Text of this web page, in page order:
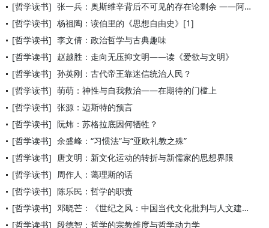
[哲学读书] 张一兵：奥斯维辛背后不可见的存在论剩余 ——阿甘本《奥斯维辛
[哲学读书] 杨祖陶：读伯里的《思想自由史》[1]
[哲学读书] 李文倩：政治哲学与古典趣味
[哲学读书] 赵越胜：走向无压抑文明——读《爱欲与文明》
[哲学读书] 孙英刚：古代帝王靠迷信统治人民？
[哲学读书] 萌萌：神性与自我救治——在期待的门槛上
[哲学读书] 张源：迈斯特的预言
[哲学读书] 阮炜：苏格拉底因何牺牲？
[哲学读书] 余盛峰：“习惯法”与“亚欧礼教之殊”
[哲学读书] 唐文明：新文化运动的转折与新儒家的思想界限
[哲学读书] 周作人：蔼理斯的话
[哲学读书] 陈乐民：哲学的职责
[哲学读书] 邓晓芒：《世纪之风：中国当代文化批判与人文建构》自序
[哲学读书] 段德智：哲学的宗教维度与哲学动力学